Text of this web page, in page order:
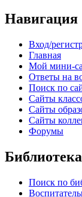
Навигация
Вход/
Главная
Мой мини-
Ответы на
Поиск по
Сайты
Сайты
Сайты
Форумы
Библиотека
Поиск по